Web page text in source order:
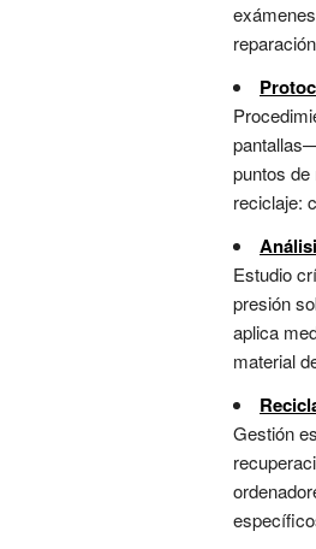
puntos
reciclaje:
Estudio
presión
aplica
material
Gestión